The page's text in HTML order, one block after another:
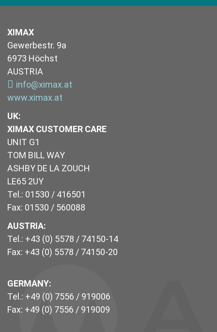
XIMAX
Gewerbestr. 9a
6973 Höchst
AUSTRIA
info@ximax.at
www.ximax.at
UK:
XIMAX CUSTOMER CARE
UNIT G1
TOM BILL WAY
ASHBY DE LA ZOUCH
LE65 2UY
Tel.: 01530 / 416501
Fax: 01530 / 560088
AUSTRIA:
Tel.: +43 (0) 5578 / 74150-14
Fax: +43 (0) 5578 / 74150-20
GERMANY:
Tel.: +49 (0) 7556 / 919006
Fax: +49 (0) 7556 / 919009